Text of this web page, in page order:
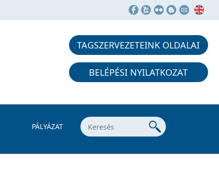
TAGSZERVEZETEINK OLDALAI
BELÉPÉSI NYILATKOZAT
PÁLYÁZAT